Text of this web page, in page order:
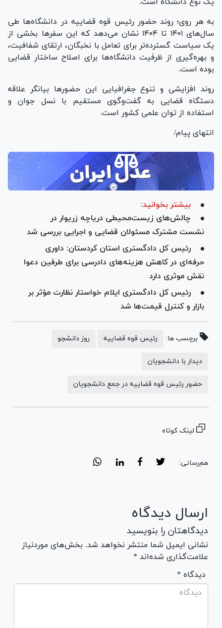
به هر روی؛ روند حضور رئیس قوه قضاییه در دانشگاه‌ها طی
سال‌های ۱۴۰۱ تا ۱۴۰۴ نشان می‌دهد که این سفر‌ها بخشی از
یک سیاست گسترده‌تر برای تعامل با نخبگان، ارتقای شفافیت،
و بهره‌گیری از ظرفیت دانشگاه‌ها برای اصلاح ساختار قضایی
بوده است.
روند افزایشی و تنوع جغرافیایی این حضور‌ها بیانگر علاقه
دستگاه قضایی به گفت‌وگوی مستقیم با نسل جوان و
استفاده از توان علمی کشور است.
انتهای پیام/
بیشتر بخوانید:
چالش‌های زیست‌محیطی دریاچه زریوار در
نشست مشترک مسئولان قضایی و اجرایی بررسی شد
رئیس کل دادگستری استان کردستان: داوری
حرفه‌ای در کاهش هزینه‌های دادرسی برای طرفین دعوا
نقش موثری دارد
رئیس کل دادگستری ایلام خواستار نظارت مؤثر بر
بازار و کنترل قیمت‌ها شد
برچسب ها: رئیس قوه قضاییه روز دانشجو
دیدار با دانشجویان
حضور رئیس قوه قضاییه در جمع دانشجویان
لینک کوتاه
هم‌رسانی:
ارسال دیدگاه
دیدگاهتان را بنویسید
نشانی ایمیل شما منتشر نخواهد شد. بخش‌های موردنیاز
علامت‌گذاری شده‌اند *
* دیدگاه